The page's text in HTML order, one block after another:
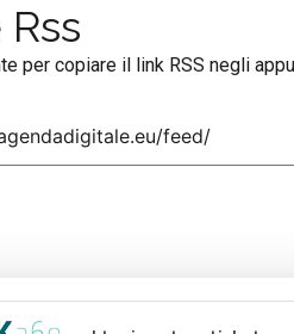
per copiare il link RSS negli